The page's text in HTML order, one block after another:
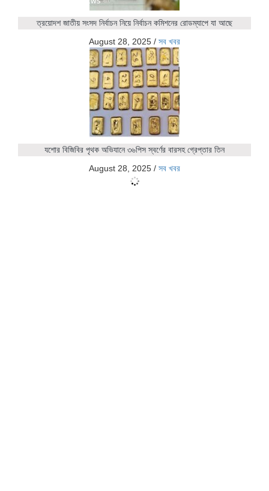
ত্রয়োদশ জাতীয় সংসদ নির্বাচন নিয়ে নির্বাচন কমিশনের রোডম্যাপে যা আছে
August 28, 2025 / সব খবর
যশোর বিজিবির পৃথক অভিযানে ৩৬পিস স্বর্ণের বারসহ গ্রেপ্তার তিন
August 28, 2025 / সব খবর